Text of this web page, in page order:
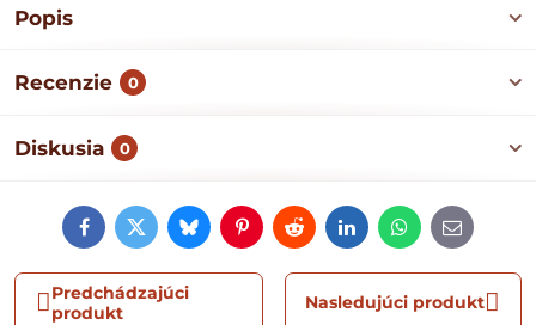
Popis
Recenzie 0
Diskusia 0
FacebookTwitterBlueskyPinterestRedditLinkedInWhatsApp
E-
mail
Predchádzajúci
produkt
Nasledujúci produkt